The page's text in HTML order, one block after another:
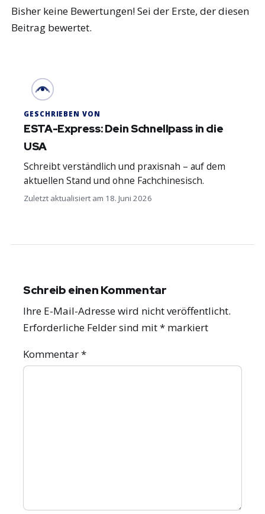
Bisher keine Bewertungen! Sei der Erste, der diesen
Beitrag bewertet.
GESCHRIEBEN VON
ESTA-Express: Dein Schnellpass in die
USA
Schreibt verständlich und praxisnah – auf dem
aktuellen Stand und ohne Fachchinesisch.
Zuletzt aktualisiert am 18. Juni 2026
Schreib einen Kommentar
Ihre E-Mail-Adresse wird nicht veröffentlicht.
Erforderliche Felder sind mit* markiert
Kommentar*